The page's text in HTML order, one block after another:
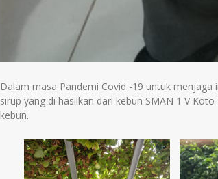
Dalam masa Pandemi Covid -19 untuk
sirup yang di hasilkan dari kebun SMAN 1 V
kebun.